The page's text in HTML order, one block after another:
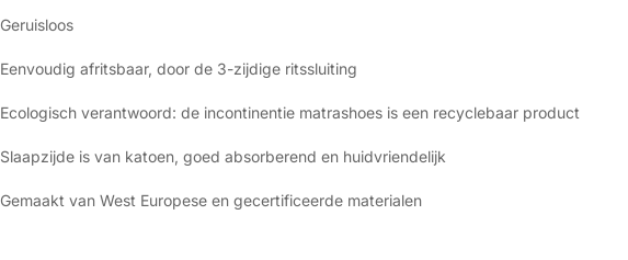
Geruisloos
Eenvoudig afritsbaar, door de 3-zijdige ritssluiting
Ecologisch verantwoord: de incontinentie matrashoes is een recyclebaar product
Slaapzijde is van katoen, goed absorberend en huidvriendelijk
Gemaakt van West Europese en gecertificeerde materialen